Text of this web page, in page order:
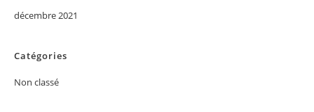
décembre 2021
Catégories
Non classé